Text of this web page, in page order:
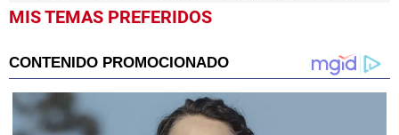
MIS TEMAS PREFERIDOS